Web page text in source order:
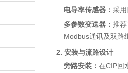
电导率传感器： 采
多参数变送器： 推
Modbus通讯及双路
2. 安装与流路设计
旁路安装： 在CIP回